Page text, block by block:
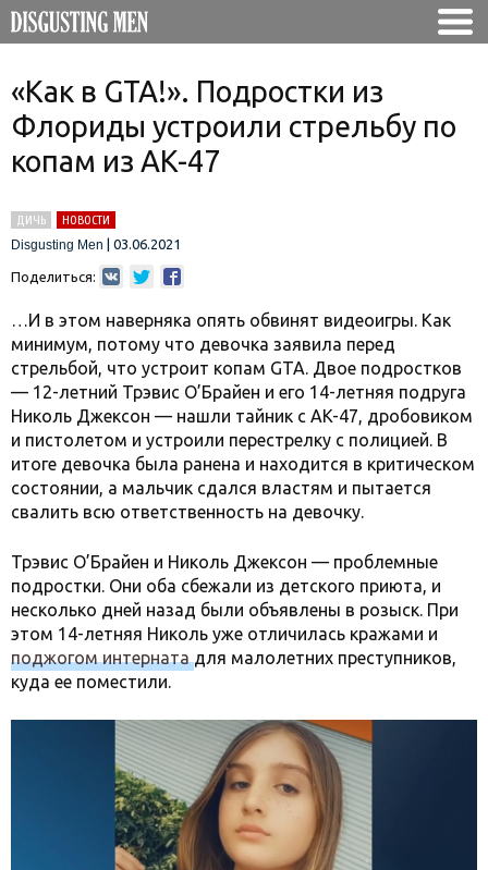
«Как в GTA!». Подростки из
Флориды устроили стрельбу по
копам из AK-47
ДИЧЬ
НОВОСТИ
Disgusting Men
03.06.2021
Поделиться:
…И в этом наверняка опять обвинят видеоигры. Как
минимум, потому что девочка заявила перед
стрельбой, что устроит копам GTA. Двое подростков
— 12-летний Трэвис O’Брайен и его 14-летняя подруга
Николь Джексон — нашли тайник с AK-47, дробовиком
и пистолетом и устроили перестрелку с полицией. В
итоге девочка была ранена и находится в критическом
состоянии, а мальчик сдался властям и пытается
свалить всю ответственность на девочку.
Трэвис O’Брайен и Николь Джексон — проблемные
подростки. Они оба сбежали из детского приюта, и
несколько дней назад были объявлены в розыск. При
этом 14-летняя Николь уже отличилась кражами и
поджогом интернатадля малолетних преступников,
куда ее поместили.